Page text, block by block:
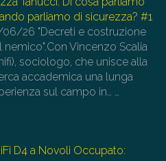
parliamo di sicurezza? #1
06/26 "Decreti e costruzione
nemico".Con Vincenzo Scalia
sociologo, che unisce alla
accademica una lunga
sul campo in… …
D4 a Novoli Occupato: